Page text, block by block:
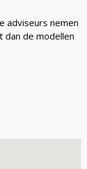
adviseurs nemen
dan de modellen